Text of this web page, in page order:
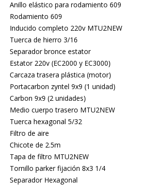
Anillo elástico para rodamiento 609
Rodamiento 609
Inducido completo 220v MTU2NEW
Tuerca de hierro 3/16
Separador bronce estator
Estator 220v (EC2000 y EC3000)
Carcaza trasera plástica (motor)
Portacarbon zyntel 9x9 (1 unidad)
Carbon 9x9 (2 unidades)
Medio cuerpo trasero MTU2NEW
Tuerca hexagonal 5/32
Filtro de aire
Chicote de 2.5m
Tapa de filtro MTU2NEW
Tornillo parker fijación 8x3 1/4
Separador Hexagonal